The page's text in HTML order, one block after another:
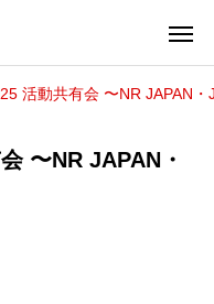
活動共有会 〜NR JAPAN
〜NR JAPAN・